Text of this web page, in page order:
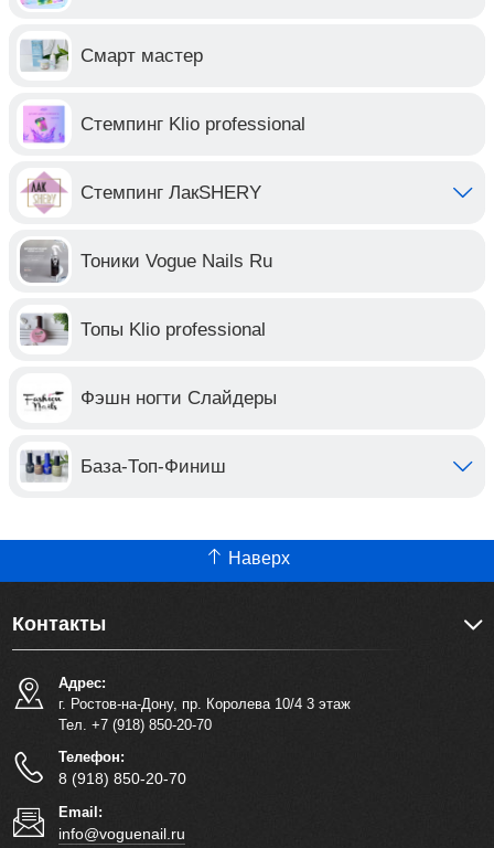
Смарт мастер
Стемпинг Klio professional
Стемпинг ЛакSHERY
Тоники Vogue Nails Ru
Топы Klio professional
Фэшн ногти Слайдеры
База-Топ-Финиш
Наверх
Контакты
Адрес:
г. Ростов-на-Дону, пр. Королева 10/4 3 этаж
Тел. +7 (918) 850-20-70
Телефон:
8 (918) 850-20-70
Email:
info@voguenail.ru